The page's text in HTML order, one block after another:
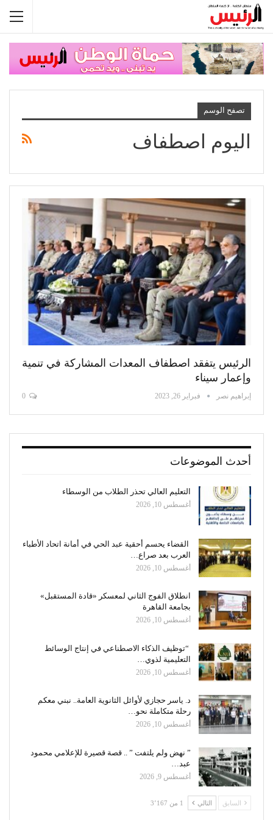
تصفح الوسم
اليوم اصطفاف
الرئيس يتفقد اصطفاف المعدات المشاركة في تنمية
وإعمار سيناء
إبراهيم نصر فبراير 26, 2023
أحدث الموضوعات
التعليم العالي تحذر الطلاب من الوسطاء
أغسطس 10, 2026
القضاء يحسم أحقية عبد الحي في أمانة اتحاد الأطباء
العرب بعد صراع…
أغسطس 10, 2026
انطلاق الفوج الثاني لمعسكر «قادة المستقبل»
بجامعة القاهرة
أغسطس 10, 2026
“توظيف الذكاء الاصطناعي في إنتاج الوسائط
التعليمية لذوي…
أغسطس 10, 2026
د. ياسر حجازي لأوائل الثانوية العامة.. نبني معكم
رحلة متكاملة نحو…
أغسطس 10, 2026
” نهض ولم يلتفت ” .. قصة قصيرة للإعلامي محمود
عبد…
أغسطس 9, 2026
السابق التالي 1 من 3٬167